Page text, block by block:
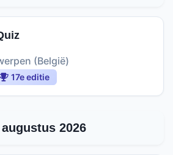
(België)
17e editie
2026